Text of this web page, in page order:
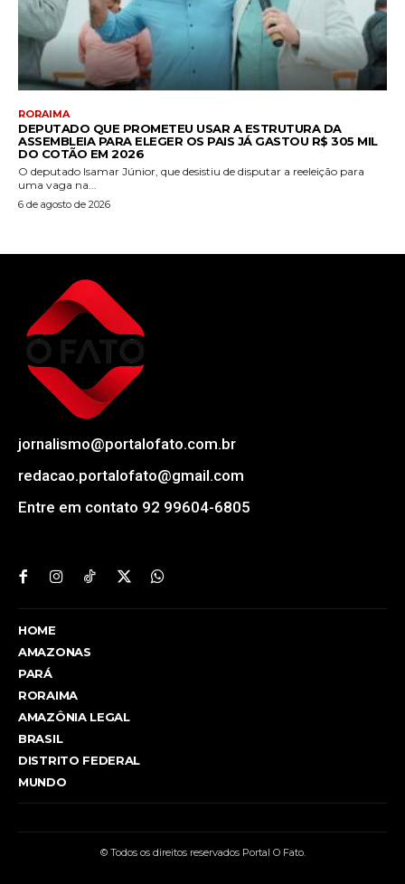
RORAIMA
DEPUTADO QUE PROMETEU USAR A ESTRUTURA DA
ASSEMBLEIA PARA ELEGER OS PAIS JÁ GASTOU R$ 305 MIL
DO COTÃO EM 2026
O deputado Isamar Júnior, que desistiu de disputar a reeleição para
uma vaga na...
6 de agosto de 2026
jornalismo@portalofato.com.br
redacao.portalofato@gmail.com
Entre em contato 92 99604-6805
HOME
AMAZONAS
PARÁ
RORAIMA
AMAZÔNIA LEGAL
BRASIL
DISTRITO FEDERAL
MUNDO
© Todos os direitos reservados Portal O Fato.